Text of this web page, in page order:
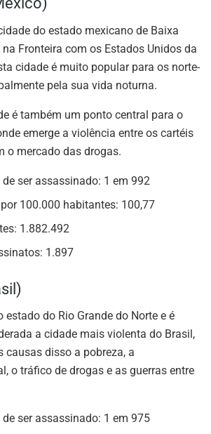
do estado mexicano de Baixa
Fronteira com os Estados Unidos da
cidade é muito popular para os norte-
pela sua vida noturna.
é também um ponto central para o
emerge a violência entre os cartéis
o mercado das drogas.
ser assassinado: 1 em 992
100.000 habitantes: 100,77
1.882.492
1.897
estado do Rio Grande do Norte e é
a cidade mais violenta do Brasil,
causas disso a pobreza, a
o tráfico de drogas e as guerras entre
ser assassinado: 1 em 975